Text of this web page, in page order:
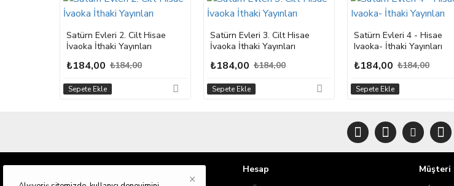
Satürn Evleri 2. Cilt Hisae
İvaoka İthaki Yayınları
₺184,00 ₺184,00
Sepete Ekle
Satürn Evleri 3. Cilt Hisae
İvaoka İthaki Yayınları
₺184,00 ₺184,00
Sepete Ekle
Satürn Evleri 4 - Hisae
Ivaoka- İthaki Yayınları
₺184,00 ₺184,00
Sepete Ekle
Bilgilendirme
Hesap
Müşteri
×